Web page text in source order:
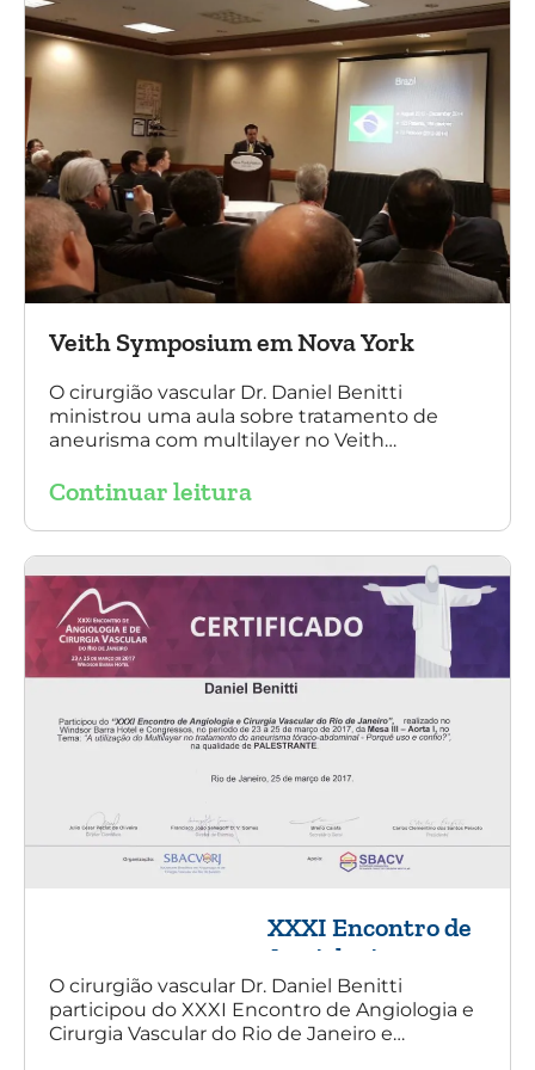
Veith Symposium em Nova York
O cirurgião vascular Dr. Daniel Benitti
ministrou uma aula sobre tratamento de
aneurisma com multilayer no Veith
Continuar leitura
XXXI Encontro de
Angiologia e
Cirurgia Vascular
do Rio de Janeiro
O cirurgião vascular Dr. Daniel Benitti
participou do XXXI Encontro de Angiologia e
Cirurgia Vascular do Rio de Janeiro e